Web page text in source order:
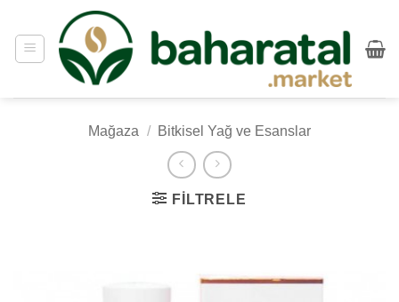
atla
Mağaza / Bitkisel Yağ ve Esanslar
FILTRELE